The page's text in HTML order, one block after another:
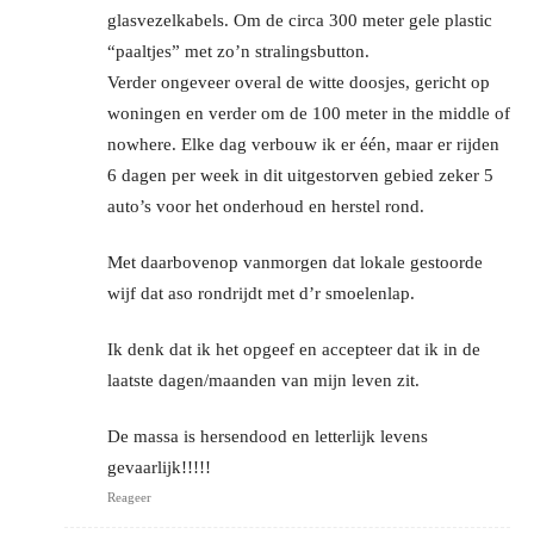
glasvezelkabels. Om de circa 300 meter gele plastic
“paaltjes” met zo’n stralingsbutton.
Verder ongeveer overal de witte doosjes, gericht op
woningen en verder om de 100 meter in the middle of
nowhere. Elke dag verbouw ik er één, maar er rijden
6 dagen per week in dit uitgestorven gebied zeker 5
auto’s voor het onderhoud en herstel rond.
Met daarbovenop vanmorgen dat lokale gestoorde
wijf dat aso rondrijdt met d’r smoelenlap.
Ik denk dat ik het opgeef en accepteer dat ik in de
laatste dagen/maanden van mijn leven zit.
De massa is hersendood en letterlijk levens
gevaarlijk!!!!!
Reageer